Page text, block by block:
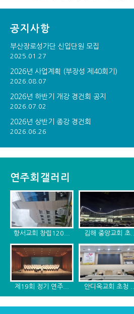
공지사항
부산장로성가단 신입단원 모집
2025.01.27
2026년 사업계획 (부장성 제40회기)
2026.08.07
2026년 하반기 개강 경건회 공지
2026.07.02
2026년 상반기 종강 경건회
2026.06.26
연주회갤러리
항서교회 창립120... 김해 중앙교회 초...
제19회 정기 연주... 안디옥교회 초청 ...